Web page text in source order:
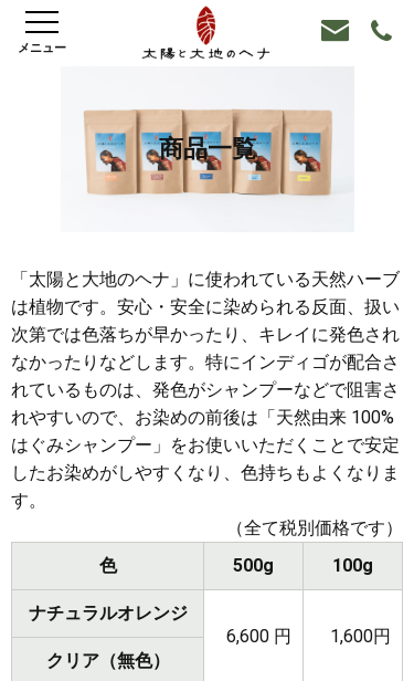
商品一覧
「太陽と大地のヘナ」に使われている天然ハーブ
は植物です。安心・安全に染められる反面、扱い
次第では色落ちが早かったり、キレイに発色され
なかったりなどします。特にインディゴが配合さ
れているものは、発色がシャンプーなどで阻害さ
れやすいので、お染めの前後は「天然由来 100%
はぐみシャンプー」をお使いいただくことで安定
したお染めがしやすくなり、色持ちもよくなりま
す。
（全て税別価格です）
色
500g 100g
ナチュラルオレンジ
6,600 円
1,600円
クリア（無色）